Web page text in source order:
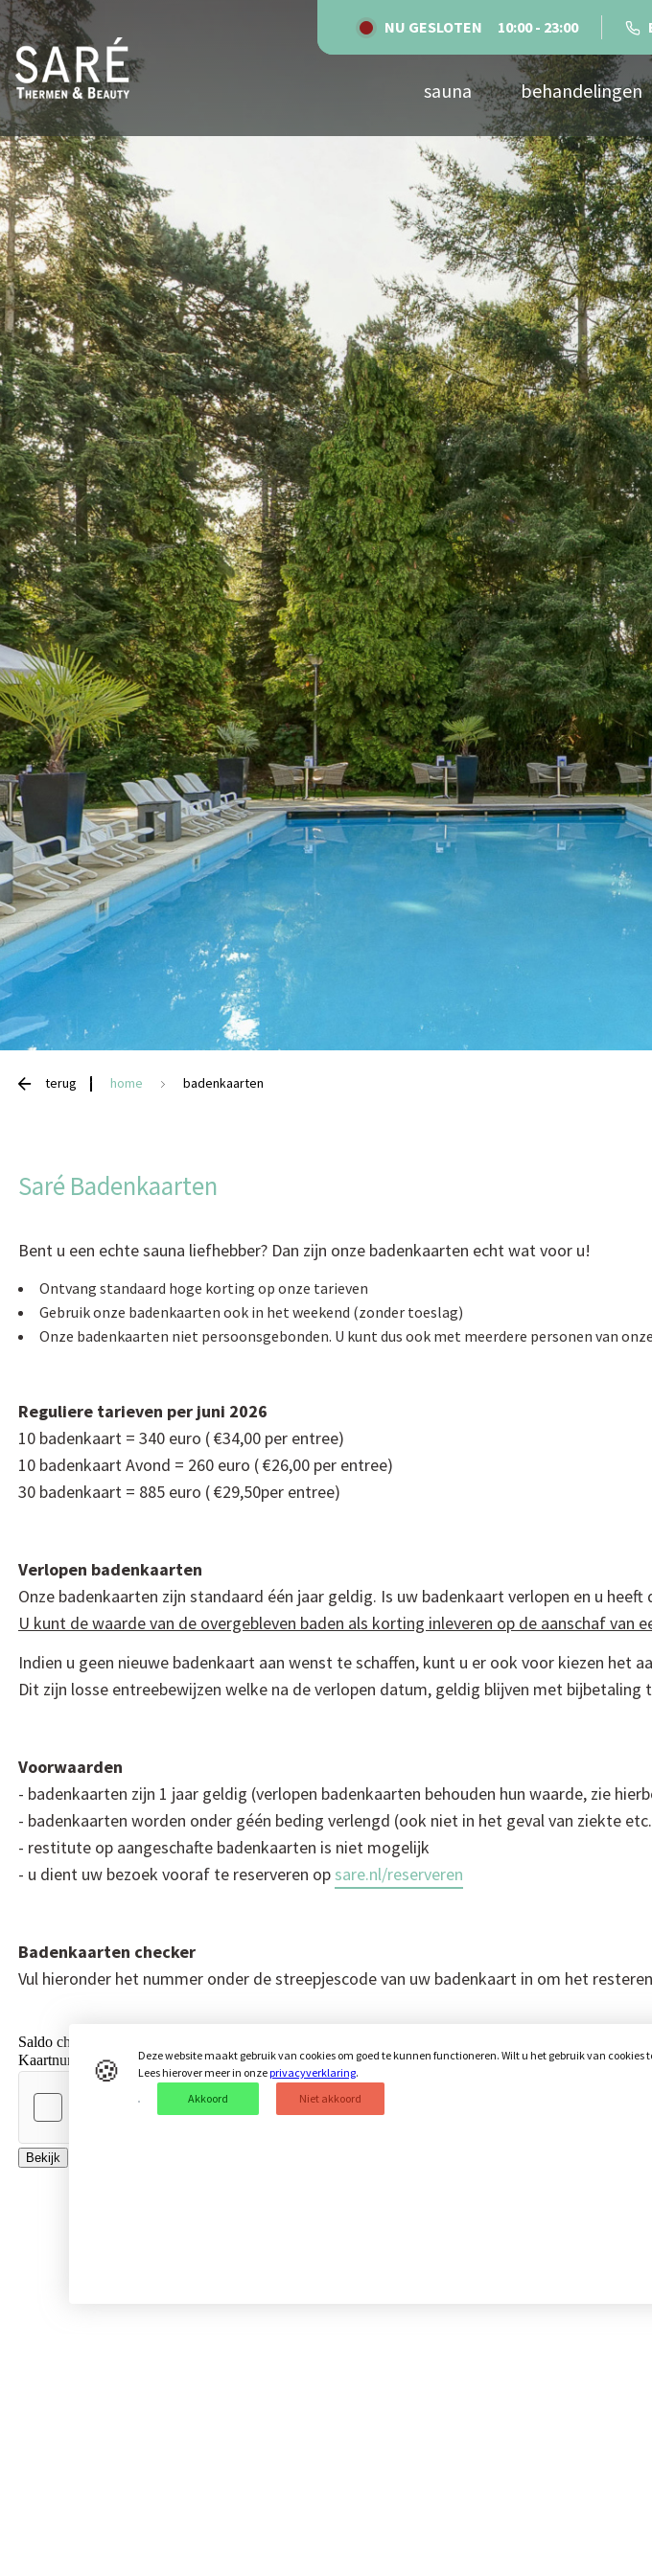
NU GESLOTEN 10:00 - 23:00
sauna behandelingen
terug home badenkaarten
Saré Badenkaarten
Bent u een echte sauna liefhebber? Dan zijn onze badenkaarten echt wat voor u!
Ontvang standaard hoge korting op onze tarieven
Gebruik onze badenkaarten ook in het weekend (zonder toeslag)
Onze badenkaarten niet persoonsgebonden. U kunt dus ook met meerdere personen van
Reguliere tarieven per juni 2026
10 badenkaart = 340 euro ( €34,00 per entree)
10 badenkaart Avond = 260 euro ( €26,00 per entree)
30 badenkaart = 885 euro ( €29,50per entree)
Verlopen badenkaarten
Onze badenkaarten zijn standaard één jaar geldig. Is uw badenkaart verlopen en u
U kunt de waarde van de overgebleven baden als korting inleveren op de aanschaf van
Indien u geen nieuwe badenkaart aan wenst te schaffen, kunt u er ook voor kiezen
Dit zijn losse entreebewijzen welke na de verlopen datum, geldig blijven met
Voorwaarden
- badenkaarten zijn 1 jaar geldig (verlopen badenkaarten behouden hun waarde, zie
- badenkaarten worden onder géén beding verlengd (ook niet in het geval van ziekte
- restitute op aangeschafte badenkaarten is niet mogelijk
- u dient uw bezoek vooraf te reserveren opsare.nl/reserveren
Badenkaarten checker
Vul hieronder het nummer onder de streepjescode van uw badenkaart in om het
🍪
Deze website maakt gebruik van cookies om goed te kunnen functioneren. Wilt u het gebruik van cookies
Lees hierover meer in onzeprivacyverklaring.
Akkoord
Niet akkoord